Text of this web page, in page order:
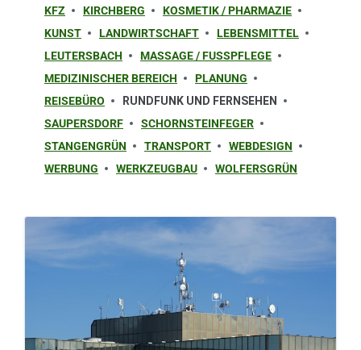
KFZ
KIRCHBERG
KOSMETIK / PHARMAZIE
KUNST
LANDWIRTSCHAFT
LEBENSMITTEL
LEUTERSBACH
MASSAGE / FUSSPFLEGE
MEDIZINISCHER BEREICH
PLANUNG
REISEBÜRO
RUNDFUNK UND FERNSEHEN
SAUPERSDORF
SCHORNSTEINFEGER
STANGENGRÜN
TRANSPORT
WEBDESIGN
WERBUNG
WERKZEUGBAU WOLFERSGRÜN